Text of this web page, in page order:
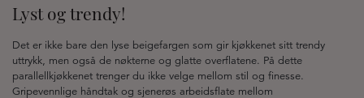
Lyst og trendy!
Det er ikke bare den lyse beigefargen som gir kjøkkenet sitt trendy
uttrykk, men også de nøkterne og glatte overflatene. På dette
parallellkjøkkenet trenger du ikke velge mellom stil og finesse.
Gripevennlige håndtak og sjenerøs arbeidsflate mellom